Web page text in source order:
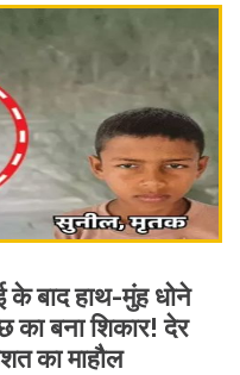
के बाद हाथ-मुंह धोने
का बना शिकार! देर
का माहौल